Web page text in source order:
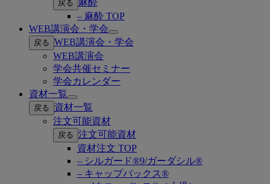
戻る
麻酔
– 麻酔 TOP
WEB講演会・学会
Open
submenu
戻る WEB講演会・学会
WEB講演会
学会共催セミナー
学会カレンダー
資材一覧
Open
submenu
戻る
資材一覧
注文可能資材
戻る 注文可能資材
資材注文 TOP
– シルガード®9/ガーダシル®
– キャップバックス®